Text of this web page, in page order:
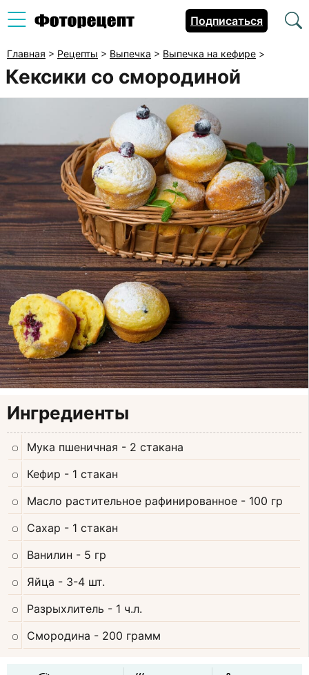
Подписаться
Главная > Рецепты > Выпечка > Выпечка на кефире >
Кексики со смородиной
Ингредиенты
Мука пшеничная - 2 стакана
Кефир - 1 стакан
Масло растительное рафинированное - 100 гр
Сахар - 1 стакан
Ванилин - 5 гр
Яйца - 3-4 шт.
Разрыхлитель - 1 ч.л.
Смородина - 200 грамм